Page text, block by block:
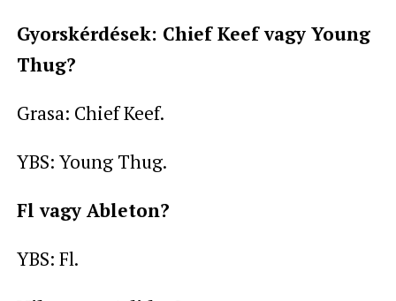
Gyorskérdések: Chief Keef vagy Young
Thug?
Grasa: Chief Keef.
YBS: Young Thug.
Fl vagy Ableton?
YBS: Fl.